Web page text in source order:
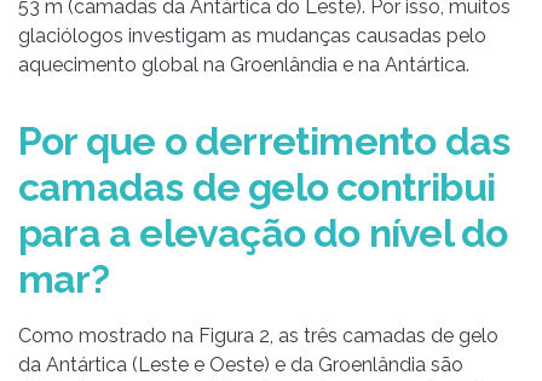
53 m (camadas da Antártica do Leste). Por isso, muitos
glaciólogos investigam as mudanças causadas pelo
aquecimento global na Groenlândia e na Antártica.
Por que o derretimento das
camadas de gelo contribui
para a elevação do nível do
mar?
Como mostrado na Figura 2, as três camadas de gelo
da Antártica (Leste e Oeste) e da Groenlândia são